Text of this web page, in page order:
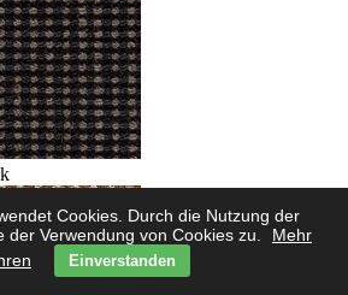
Cookies. Durch die Nutzung der
der Verwendung von Cookies zu.
Mehr
Einverstanden